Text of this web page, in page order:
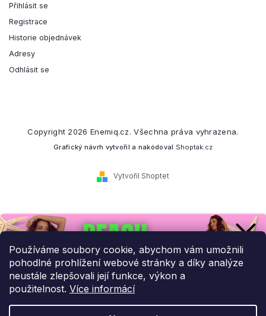
Používáme soubory cookie, abychom vám umožnili
pohodlné prohlížení webové stránky a díky analýze
neustále zlepšovali její funkce, výkon a
použitelnost. Více informácí
Přihlásit se
Registrace
Historie objednávek
Adresy
Odhlásit se
Vytvořil Shoptet
Copyright 2026 Enemiq.cz. Všechna práva vyhrazena.
Grafický návrh vytvořil a nakódoval Shoptak.cz
Přihlaste se k našemu
newsletteru.
Budeme vám posílat informace o našich novinkách a slevových
akcích.